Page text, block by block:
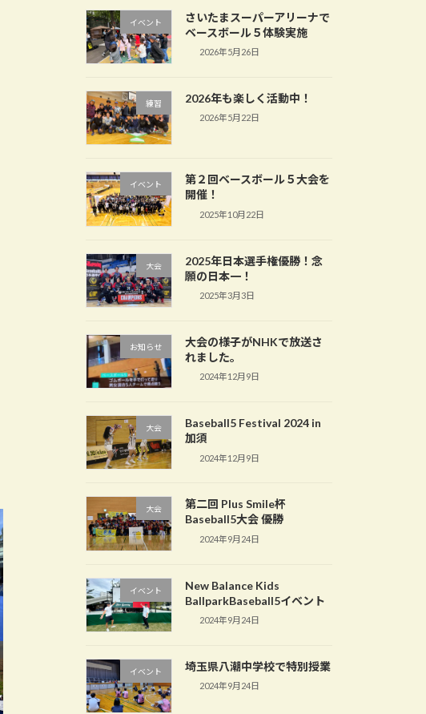
イベント
さいたまスーパーアリーナで
ベースボール５体験実施
2026年5月26日
練習 2026年も楽しく活動中！
2026年5月22日
イベント
第２回ベースボール５大会を
開催！
2025年10月22日
大会
2025年日本選手権優勝！念
願の日本一！
2025年3月3日
お知らせ
大会の様子がNHKで放送さ
れました。
2024年12月9日
大会
Baseball5 Festival 2024 in
加須
2024年12月9日
大会
第二回 Plus Smile杯
Baseball5大会 優勝
2024年9月24日
イベント
New Balance Kids
BallparkBaseball5イベント
2024年9月24日
イベント 埼玉県八潮中学校で特別授業
2024年9月24日